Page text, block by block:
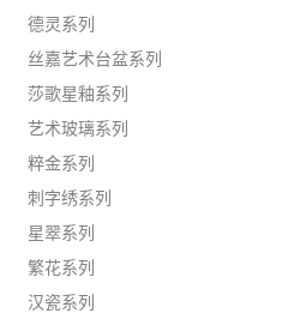
德灵系列
丝嘉艺术台盆系列
莎歌星釉系列
艺术玻璃系列
粹金系列
刺字绣系列
星翠系列
繁花系列
汉瓷系列